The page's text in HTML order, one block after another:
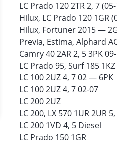
LC Prado 120 2TR 2, 7
Hilux, LC Prado 120 1GR
Hilux, Fortuner 2015 —
Previa, Estima, Alphard
Camry 40 2AR 2, 5 3PK 09-
LC Prado 95, Surf 185 1KZ
LC 100 2UZ 4, 7 02 — 6PK
LC 100 2UZ 4, 7 02-07
LC 200 2UZ
LC 200, LX 570 1UR 2UR
LC 200 1VD 4, 5 Diesel
LC Prado 150 1GR